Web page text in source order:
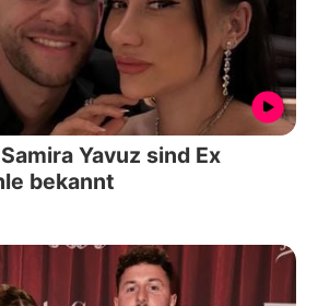
Yavuz sind Ex
bekannt